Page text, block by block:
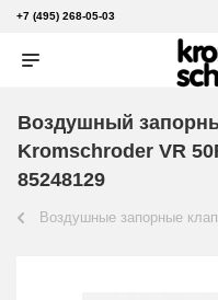
+7 (495) 268-05-03
Воздушный
Kromschroder VR
85248129
Воздушные запорные